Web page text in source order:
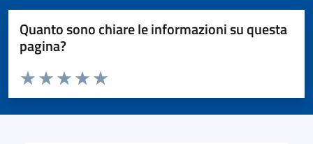
Quanto sono chiare le informazioni su questa
pagina?
Valuta da 1 a 5 stelle la pagina
Valuta 5 stelle su 5
Valuta 4 stelle su 5
Valuta 3 stelle su 5
Valuta 2 stelle su 5
Valuta 1 stelle su 5